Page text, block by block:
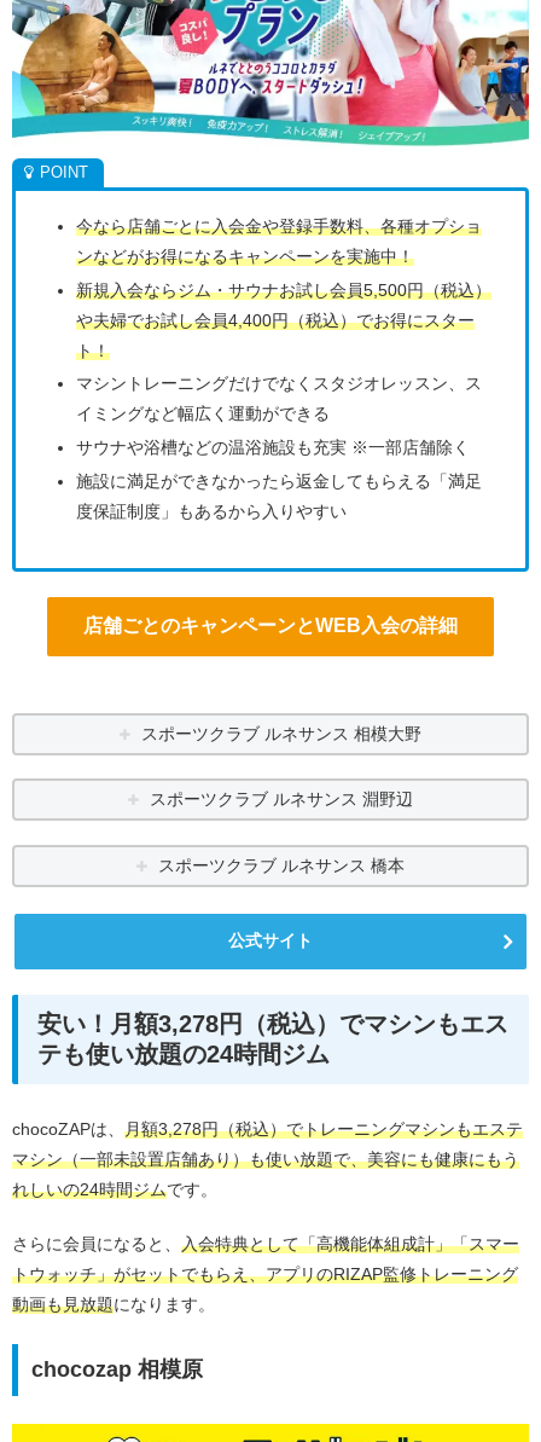
今なら店舗ごとに入会金や登録手数料、各種オプショ
ンなどがお得になるキャンペーンを実施中！
新規入会ならジム・サウナお試し会員5,500円（税込）
や夫婦でお試し会員4,400円（税込）でお得にスター
ト！
マシントレーニングだけでなくスタジオレッスン、ス
イミングなど幅広く運動ができる
サウナや浴槽などの温浴施設も充実 ※一部店舗除く
施設に満足ができなかったら返金してもらえる「満足
度保証制度」もあるから入りやすい
店舗ごとのキャンペーンとWEB入会の詳細
スポーツクラブ ルネサンス 相模大野
スポーツクラブ ルネサンス 淵野辺
スポーツクラブ ルネサンス 橋本
公式サイト
安い！月額3,278円（税込）でマシンもエス
テも使い放題の24時間ジム
chocoZAPは、 月額3,278円（税込）でトレーニングマシンもエステ
マシン（一部未設置店舗あり）も使い放題で、美容にも健康にもう
れしいの24時間ジムです。
さらに会員になると、 入会特典として「高機能体組成計」「スマー
トウォッチ」がセットでもらえ、アプリのRIZAP監修トレーニング
動画も見放題になります。
chocozap 相模原